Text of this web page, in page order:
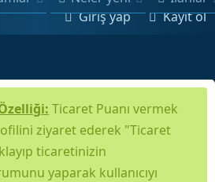
Giriş yap Kayıt ol
Ticaret Puanı vermek
ziyaret ederek "Ticaret
ticaretinizin
yaparak kullanıcıyı